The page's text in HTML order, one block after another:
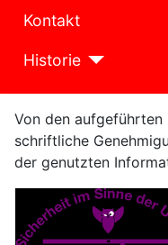
Kontakt
Historie
Von den
schriftliche
der genutzten